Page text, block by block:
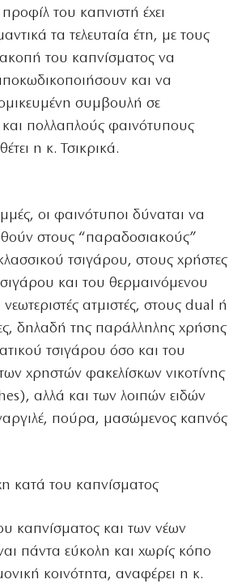
προφίλ του καπνιστή έχει
τα τελευταία έτη, με τους
του καπνίσματος να
και να
συμβουλή σε
και πολλαπλούς φαινότυπους
η κ. Τσικρικά.
οι φαινότυποι δύναται να
στους “παραδοσιακούς”
τσιγάρου, στους χρήστες
και του θερμαινόμενου
ατμιστές, στους dual ή
δηλαδή της παράλληλης χρήσης
τσιγάρου όσο και του
χρηστών φακελίσκων νικοτίνης
αλλά και των λοιπών ειδών
πούρα, μασώμενος καπνός
κατά του καπνίσματος
καπνίσματος και των νέων
πάντα εύκολη και χωρίς κόπο
κοινότητα, αναφέρει η κ.